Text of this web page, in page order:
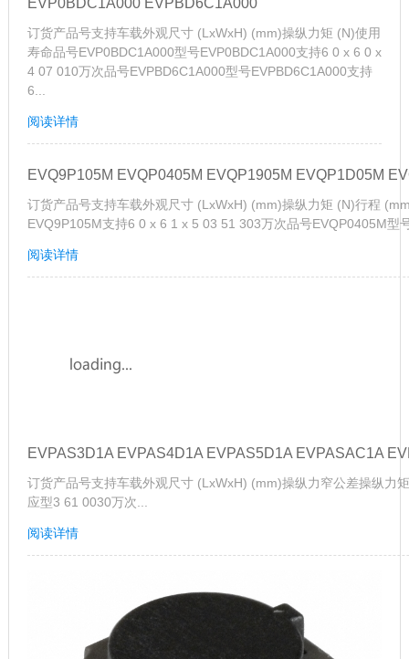
EVP0BDC1A000 EVPBD6C1A000
订货产品号支持车载外观尺寸 (LxWxH) (mm)操纵力矩 (N)使用
寿命品号EVP0BDC1A000型号EVP0BDC1A000支持6 0 x 6 0 x
4 07 010万次品号EVPBD6C1A000型号EVPBD6C1A000支持
6...
阅读详情
EVQ9P105M EVQP0405M EVQP1905M EVQP1D05M
订货产品号支持车载外观尺寸 (LxWxH) (mm)操纵力矩 (N)行程
EVQ9P105M支持6 0 x 6 1 x 5 03 51 303万次品号EVQP0405M型
阅读详情
EVPAS3D1A EVPAS4D1A EVPAS5D1A EVPASAC1A
订货产品号支持车载外观尺寸 (LxWxH) (mm)操纵力窄公差操纵力
应型3 61 0030万次...
阅读详情